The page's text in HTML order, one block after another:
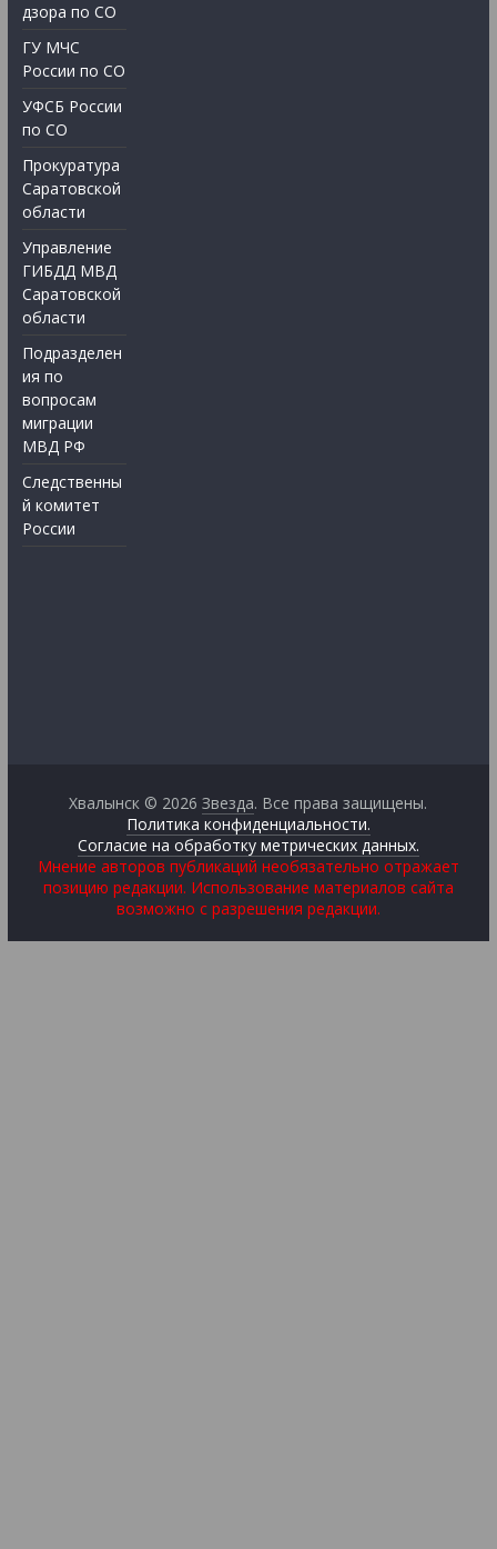
дзора по СО
ГУ МЧС
России по СО
УФСБ России
по СО
Прокуратура
Саратовской
области
Управление
ГИБДД МВД
Саратовской
области
Подразделен
ия по
вопросам
миграции
МВД РФ
Следственны
й комитет
России
Хвалынск © 2026Звезда. Все права защищены.
Политика конфиденциальности.
Согласие на обработку метрических данных.
Мнение авторов публикаций необязательно отражает
позицию редакции. Использование материалов сайта
возможно с разрешения редакции.